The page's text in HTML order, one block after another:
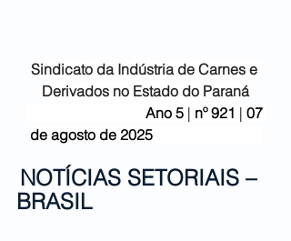
Sindicato da Indústria de Carnes e
Derivados no Estado do Paraná
                                 Ano 5
| nº 921 | 07
de agosto de 2025
NOTÍCIAS SETORIAIS –
BRASIL